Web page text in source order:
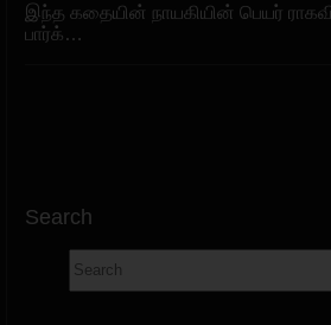
இந்த கதையின் நாயகியின் பெயர்
பார்க்…
Search